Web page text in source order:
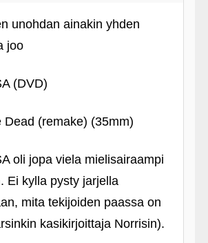
unohdan ainakin yhden
joo
(DVD)
Dead (remake) (35mm)
oli jopa viela mielisairaampi
Ei kylla pysty jarjella
mita tekijoiden paassa on
kasikirjoittaja Norrisin).